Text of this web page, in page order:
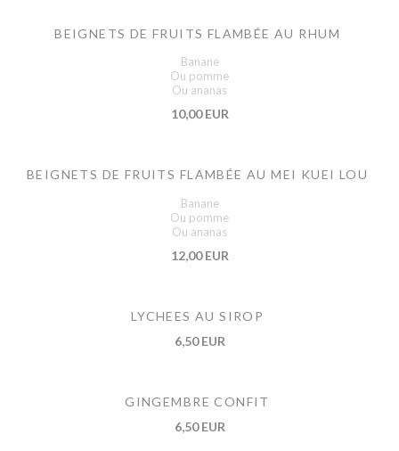
BEIGNETS DE FRUITS FLAMBÉE AU RHUM
Banane
Ou pomme
Ou ananas
10,00 EUR
BEIGNETS DE FRUITS FLAMBÉE AU MEI KUEI LOU
Banane
Ou pomme
Ou ananas
12,00 EUR
LYCHEES AU SIROP
6,50 EUR
GINGEMBRE CONFIT
6,50 EUR